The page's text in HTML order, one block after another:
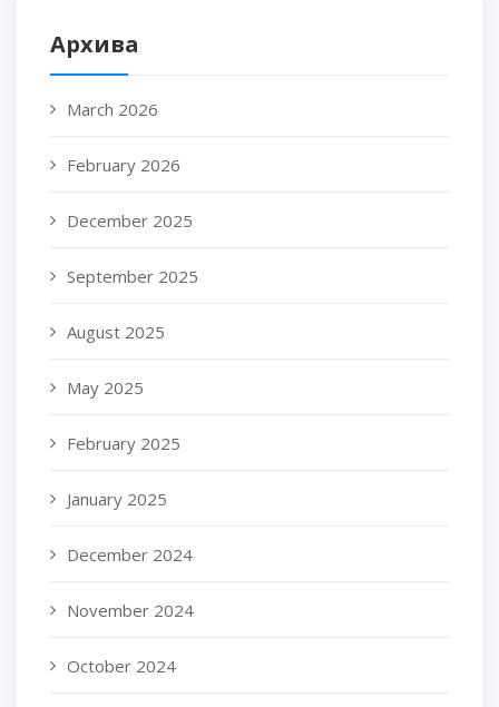
Архива
March 2026
February 2026
December 2025
September 2025
August 2025
May 2025
February 2025
January 2025
December 2024
November 2024
October 2024